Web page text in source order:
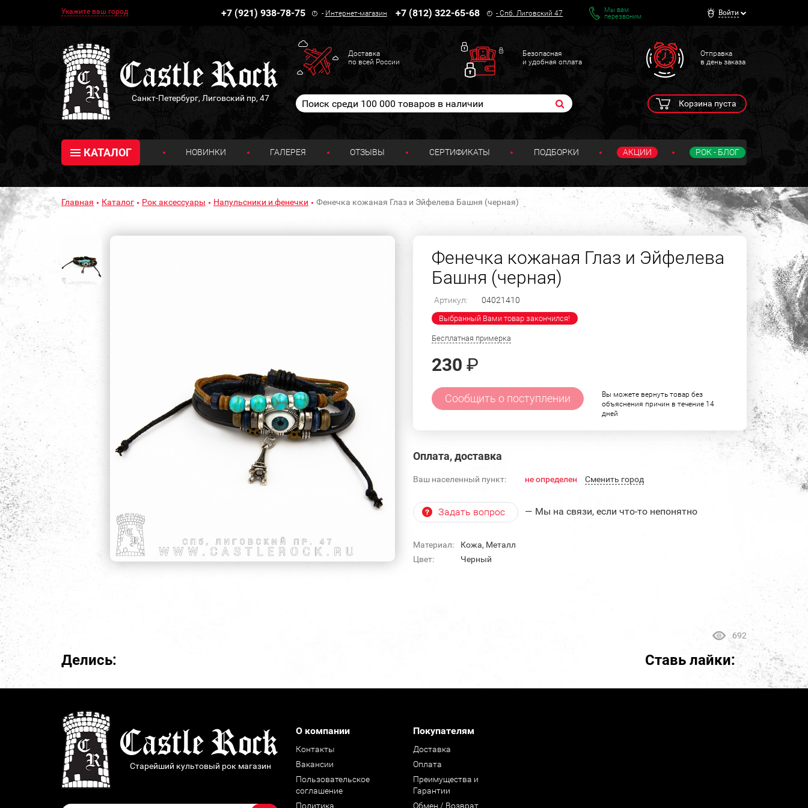
Укажите ваш город +7 (921) 938-78-75 - Интернет-магазин +7 (812) 322-65-68 -Спб. Лиговский 47
Мы вам
перезвоним
Войти
Санкт-Петербург, Лиговский пр, 47
Доставка
по всей России
Безопасная
и удобная оплата
Отправка
в день заказа
Корзина пуста
КАТАЛОГ НОВИНКИ ГАЛЕРЕЯ ОТЗЫВЫ СЕРТИФИКАТЫ ПОДБОРКИ АКЦИИ РОК - БЛОГ
Главная Каталог Рок аксессуары Напульсники и фенечки Фенечка кожаная Глаз и Эйфелева Башня (черная)
Фенечка кожаная Глаз и Эйфелева
Башня (черная)
Артикул: 04021410
Выбранный Вами товар закончился!
Бесплатная примерка
230 ₽
Сообщить о поступлении
Вы можете вернуть товар без
объяснения причин в течение 14
дней
Оплата, доставка
Ваш населенный пункт: не определен Cменить город
Задать вопрос — Мы на связи, если что-то непонятно
Материал:
Кожа, Металл
Цвет:
Черный
692
Делись: Ставь лайки:
Старейший культовый рок магазин
О компании
Контакты
Вакансии
Пользовательское
соглашение
Политика
Покупателям
Доставка
Оплата
Преимущества и
Гарантии
Обмен / Возврат